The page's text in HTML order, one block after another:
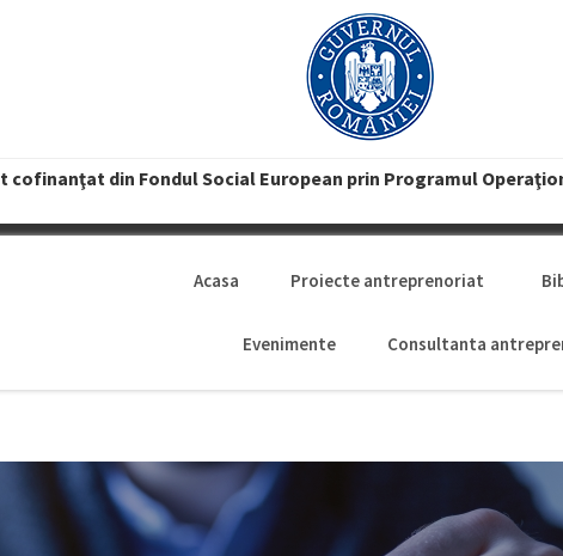
cofinanţat din Fondul Social European prin Programul
Acasa Proiecte antreprenoriat
Evenimente Consultanta